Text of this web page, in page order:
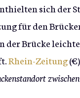
sich der
für den
Brücke
Rhein-Zeitung(€)